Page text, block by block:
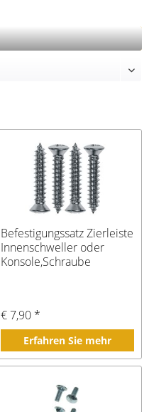
Befestigungssatz Zierleiste
Innenschweller oder
Konsole,Schraube
€ 7,90 *
Erfahren Sie mehr